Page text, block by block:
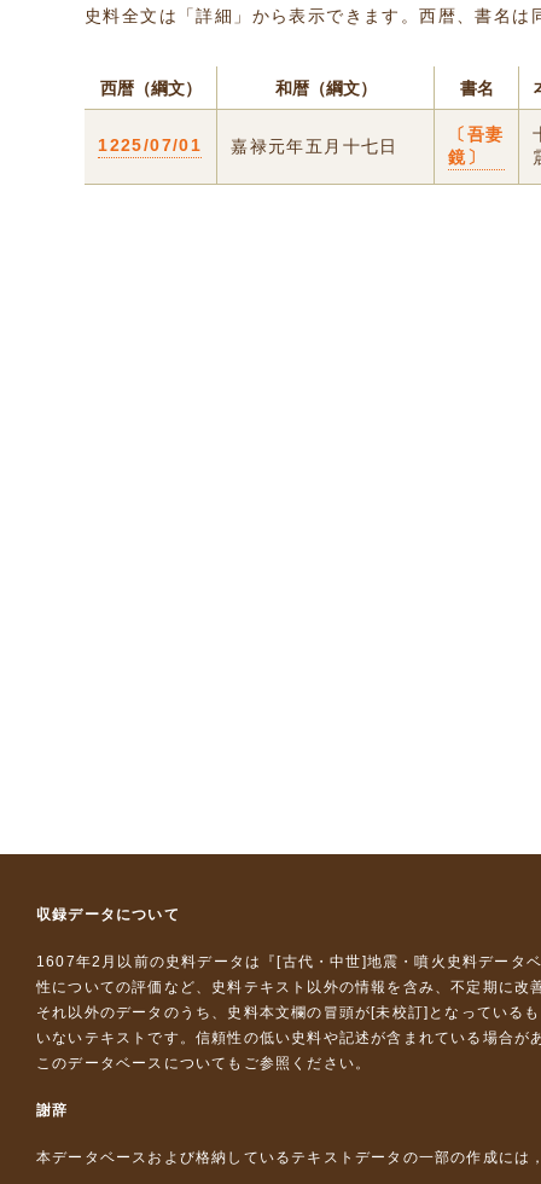
史料全文は「詳細」から表示できます。西暦、書名
西暦（綱文） 和暦（綱文） 書名
1225/07/01 嘉禄元年五月十七日
〔吾妻
鏡〕
収録データについて
1607年2月以前の史料データは『 [古代・中世]地震・噴火史料データ
性についての評価など、史料テキスト以外の情報を含み、不定期に改
それ以外のデータのうち、史料本文欄の冒頭が[未校訂]となっている
いないテキストです。信頼性の低い史料や記述が含まれている場合が
このデータベースについて もご参照ください。
謝辞
本データベースおよび格納しているテキストデータの一部の作成には